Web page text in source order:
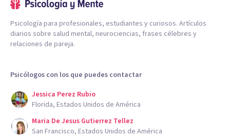
Psicología para profesionales, estudiantes y curiosos. Artículos
diarios sobre salud mental, neurociencias, frases célebres y
relaciones de pareja.
Psicólogos con los que puedes contactar
Jessica Perez Rubio
Florida, Estados Unidos de América
Maria De Jesus Gutierrez Tellez
San Francisco, Estados Unidos de América